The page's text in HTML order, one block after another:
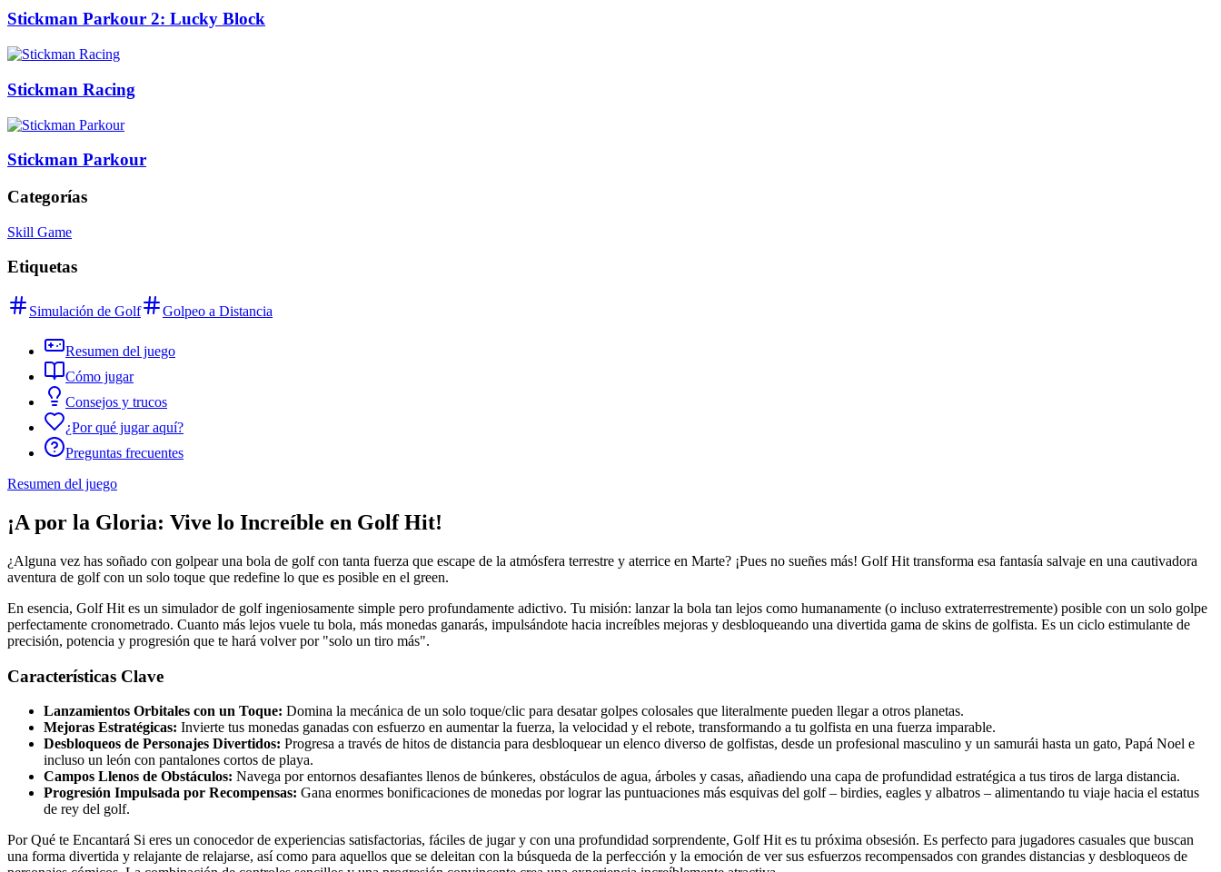
Stickman Parkour 2: Lucky Block
Stickman Racing
Stickman Parkour
Categorías
Skill Game
Etiquetas
Simulación de Golf Golpeo a Distancia
Resumen del juego
Cómo jugar
Consejos y trucos
¿Por qué jugar aquí?
Preguntas frecuentes
Resumen del juego
¡A por la Gloria: Vive lo Increíble en Golf Hit!
¿Alguna vez has soñado con golpear una bola de golf con tanta fuerza que escape de la atmósfera terrestre y aterrice en Marte? ¡Pues no sueñes más! Golf Hit transforma esa fantasía salvaje en una cautivadora
aventura de golf con un solo toque que redefine lo que es posible en el green.
En esencia, Golf Hit es un simulador de golf ingeniosamente simple pero profundamente adictivo. Tu misión: lanzar la bola tan lejos como humanamente (o incluso extraterrestremente) posible con un solo golpe
perfectamente cronometrado. Cuanto más lejos vuele tu bola, más monedas ganarás, impulsándote hacia increíbles mejoras y desbloqueando una divertida gama de skins de golfista. Es un ciclo estimulante de
precisión, potencia y progresión que te hará volver por "solo un tiro más".
Características Clave
Lanzamientos Orbitales con un Toque: Domina la mecánica de un solo toque/clic para desatar golpes colosales que literalmente pueden llegar a otros planetas.
Mejoras Estratégicas: Invierte tus monedas ganadas con esfuerzo en aumentar la fuerza, la velocidad y el rebote, transformando a tu golfista en una fuerza imparable.
Desbloqueos de Personajes Divertidos: Progresa a través de hitos de distancia para desbloquear un elenco diverso de golfistas, desde un profesional masculino y un samurái hasta un gato, Papá Noel e
incluso un león con pantalones cortos de playa.
Campos Llenos de Obstáculos: Navega por entornos desafiantes llenos de búnkeres, obstáculos de agua, árboles y casas, añadiendo una capa de profundidad estratégica a tus tiros de larga distancia.
Progresión Impulsada por Recompensas: Gana enormes bonificaciones de monedas por lograr las puntuaciones más esquivas del golf – birdies, eagles y albatros – alimentando tu viaje hacia el estatus
de rey del golf.
Por Qué te Encantará Si eres un conocedor de experiencias satisfactorias, fáciles de jugar y con una profundidad sorprendente, Golf Hit es tu próxima obsesión. Es perfecto para jugadores casuales que buscan
una forma divertida y relajante de relajarse, así como para aquellos que se deleitan con la búsqueda de la perfección y la emoción de ver sus esfuerzos recompensados con grandes distancias y desbloqueos de